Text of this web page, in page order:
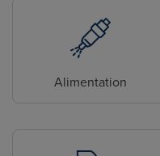
Alimentation